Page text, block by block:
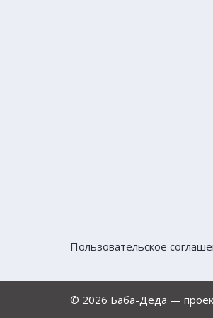
Пользовательское
© 2026 Баба-Деда —